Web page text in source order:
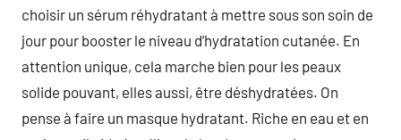
choisir un sérum réhydratant à mettre sous son soin de
jour pour booster le niveau d’hydratation cutanée. En
attention unique, cela marche bien pour les peaux
solide pouvant, elles aussi, être déshydratées. On
pense à faire un masque hydratant. Riche en eau et en